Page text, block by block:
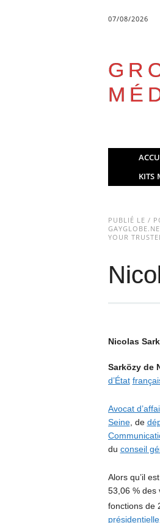
07/08/2026
KITS
PUBLIÉ LE /
YOUR
Nicolas
Sarközy de
d’État
Avocat
Seine, de
du conseil
Alors qu’il est
53,06 % des
fonctions de